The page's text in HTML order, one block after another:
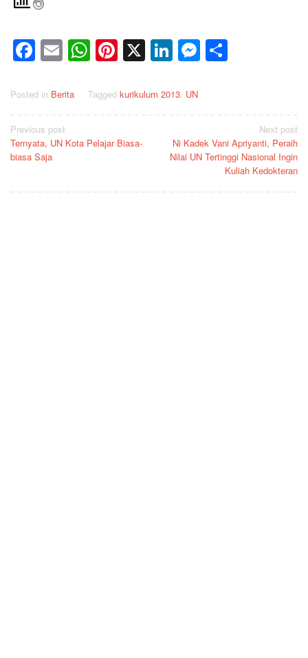
Facebook
EmailWhatsApp
Pinterest
X LinkedIn
Posted in Berita Tagged kurikulum 2013, UN
Post
navigation
Previous post
Ternyata, UN Kota Pelajar Biasa-
biasa Saja
Next post
Ni Kadek Vani Apriyanti, Peraih
Nilai UN Tertinggi Nasional Ingin
Kuliah Kedokteran